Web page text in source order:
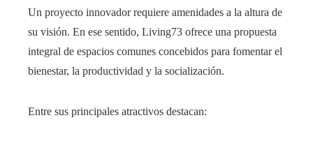
Un proyecto innovador requiere amenidades a la altura de
su visión. En ese sentido, Living73 ofrece una propuesta
integral de espacios comunes concebidos para fomentar el
bienestar, la productividad y la socialización.
Entre sus principales atractivos destacan: